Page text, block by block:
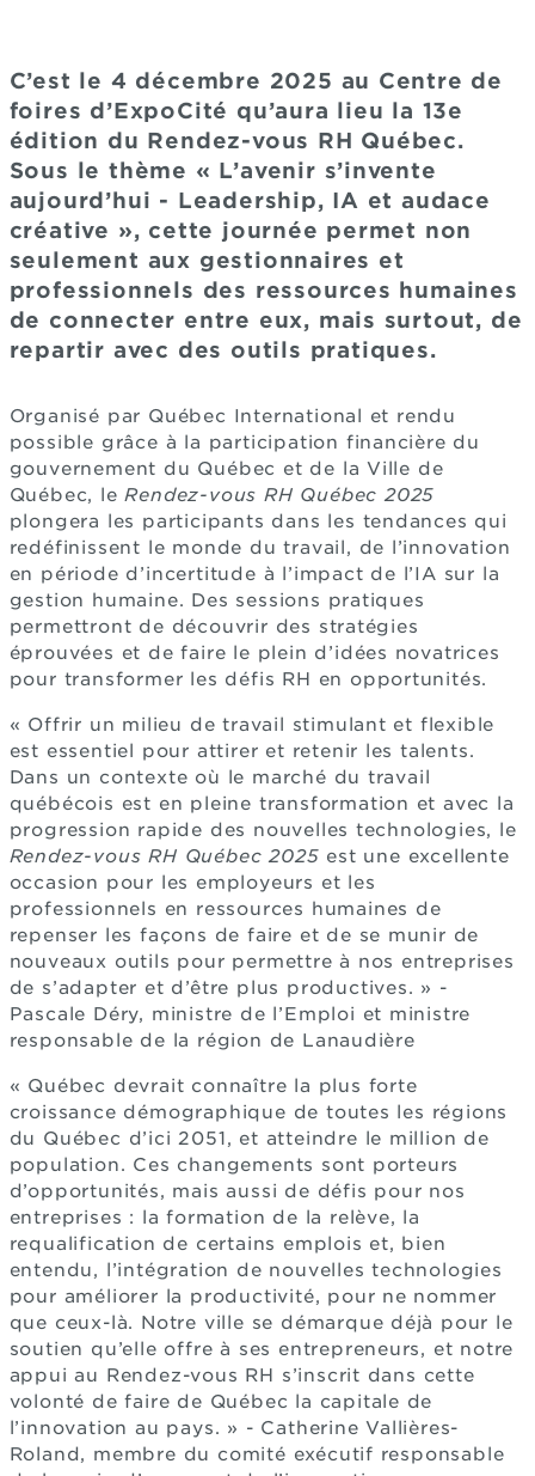
C’est le 4 décembre 2025 au Centre de
foires d’ExpoCité qu’aura lieu la 13e
édition du Rendez-vous RH Québec.
Sous le thème « L’avenir s’invente
aujourd’hui - Leadership, IA et audace
créative », cette journée permet non
seulement aux gestionnaires et
professionnels des ressources humaines
de connecter entre eux, mais surtout, de
repartir avec des outils pratiques.
Organisé par Québec International et rendu
possible grâce à la participation financière du
gouvernement du Québec et de la Ville de
Québec, leRendez-vous RH Québec 2025
plongera les participants dans les tendances qui
redéfinissent le monde du travail, de l’innovation
en période d’incertitude à l’impact de l’IA sur la
gestion humaine. Des sessions pratiques
permettront de découvrir des stratégies
éprouvées et de faire le plein d’idées novatrices
pour transformer les défis RH en opportunités.
« Offrir un milieu de travail stimulant et flexible
est essentiel pour attirer et retenir les talents.
Dans un contexte où le marché du travail
québécois est en pleine transformation et avec la
progression rapide des nouvelles technologies, le
Rendez-vous RH Québec 2025 est une excellente
occasion pour les employeurs et les
professionnels en ressources humaines de
repenser les façons de faire et de se munir de
nouveaux outils pour permettre à nos entreprises
de s’adapter et d’être plus productives. » -
Pascale Déry, ministre de l’Emploi et ministre
responsable de la région de Lanaudière
« Québec devrait connaître la plus forte
croissance démographique de toutes les régions
du Québec d’ici 2051, et atteindre le million de
population. Ces changements sont porteurs
d’opportunités, mais aussi de défis pour nos
entreprises : la formation de la relève, la
requalification de certains emplois et, bien
entendu, l’intégration de nouvelles technologies
pour améliorer la productivité, pour ne nommer
que ceux-là. Notre ville se démarque déjà pour le
soutien qu’elle offre à ses entrepreneurs, et notre
appui au Rendez-vous RH s’inscrit dans cette
volonté de faire de Québec la capitale de
l’innovation au pays. » - Catherine Vallières-
Roland, membre du comité exécutif responsable